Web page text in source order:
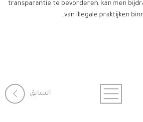
transparantie te bevorderen, kan men
van illegale praktijken
السابق